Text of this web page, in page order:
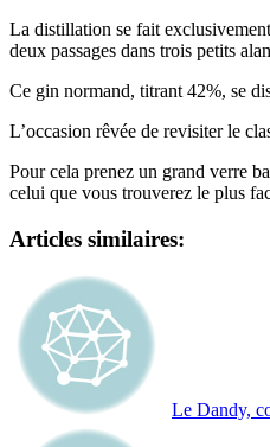
La distillation se fait
deux passages dans trois petits
Ce gin normand, titrant 42%, se
L’occasion rêvée de revisiter le
Pour cela prenez un grand verre
celui que vous trouverez le plus
Articles similaires:
Le Dandy,